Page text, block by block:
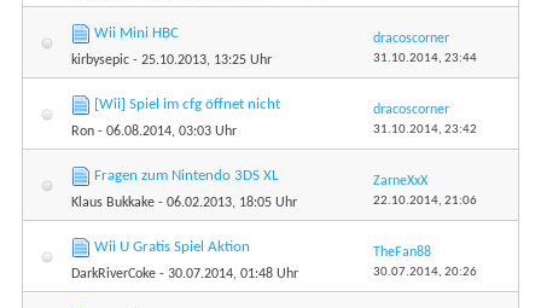
Wii Mini HBC
kirbysepic - 25.10.2013, 13:25 Uhr
dracoscorner
31.10.2014, 23:44
[Wii] Spiel im cfg öffnet nicht
Ron - 06.08.2014, 03:03 Uhr
dracoscorner
31.10.2014, 23:42
Fragen zum Nintendo 3DS XL
Klaus Bukkake - 06.02.2013, 18:05 Uhr
ZarneXxX
22.10.2014, 21:06
Wii U Gratis Spiel Aktion
DarkRiverCoke - 30.07.2014, 01:48 Uhr
TheFan88
30.07.2014, 20:26